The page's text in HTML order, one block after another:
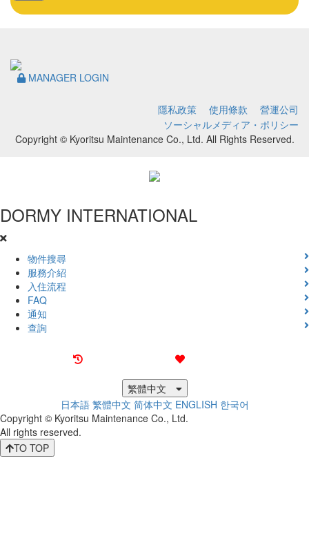
MANAGER LOGIN
隱私政策 使用條款
營運公司
ソーシャルメディア・ポリシー
Copyright © Kyoritsu Maintenance Co., Ltd. All Rights Reserved.
DORMY INTERNATIONAL
物件搜尋
服務介紹
入住流程
FAQ
通知
查詢
繁體中文
日本語 繁體中文 简体中文 ENGLISH 한국어
Copyright © Kyoritsu Maintenance Co., Ltd.
All rights reserved.
TO TOP